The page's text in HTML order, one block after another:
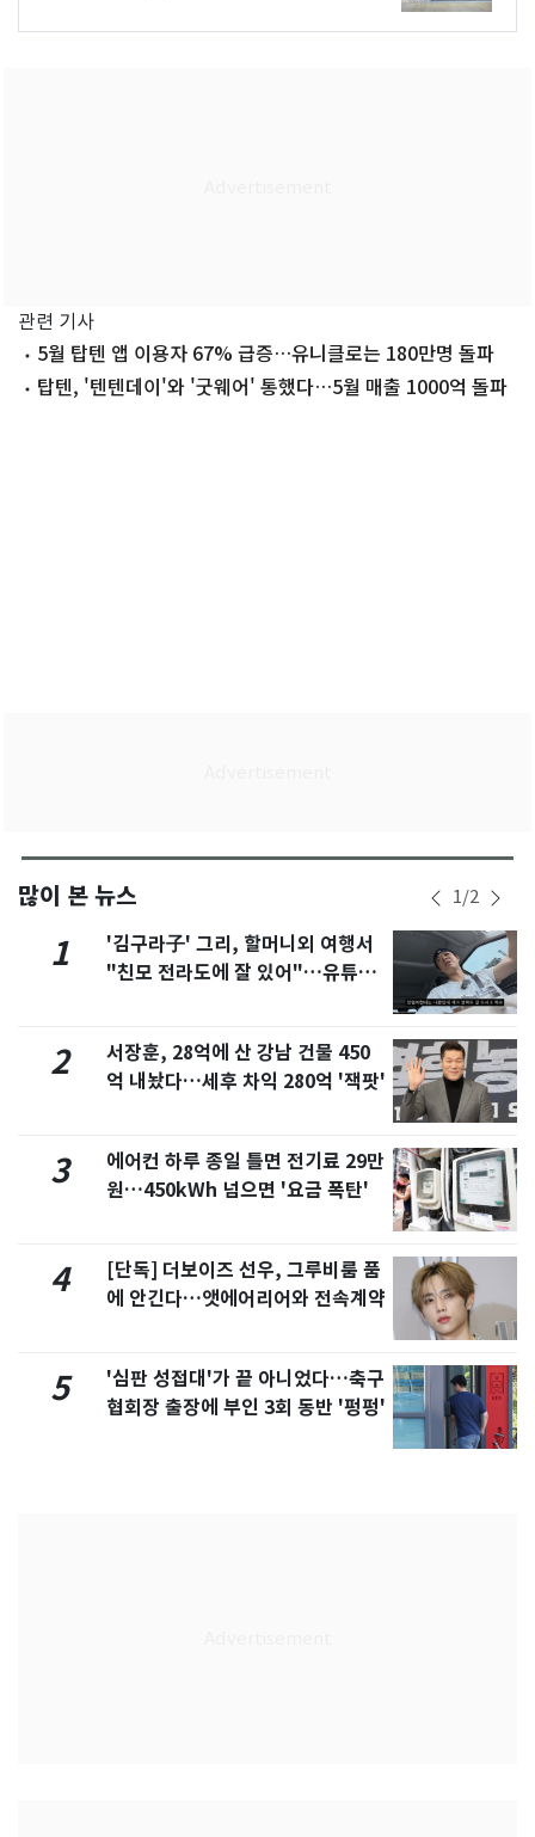
관련 기사
5월 탑텐 앱 이용자 67% 급증…유니클로는 180만명 돌파
탑텐, '텐텐데이'와 '굿웨어' 통했다…5월 매출 1000억 돌파
많이 본 뉴스 1/2
1
'김구라子' 그리, 할머니외 여행서
"친모 전라도에 잘 있어"…유튜브
2
서장훈, 28억에 산 강남 건물 450
억 내놨다…세후 차익 280억 '잭팟'
3
에어컨 하루 종일 틀면 전기료 29만
원…450kWh 넘으면 '요금 폭탄'
4
[단독] 더보이즈 선우, 그루비룸 품
에 안긴다…앳에어리어와 전속계약
5
'심판 성접대'가 끝 아니었다…축구
협회장 출장에 부인 3회 동반 '펑펑'